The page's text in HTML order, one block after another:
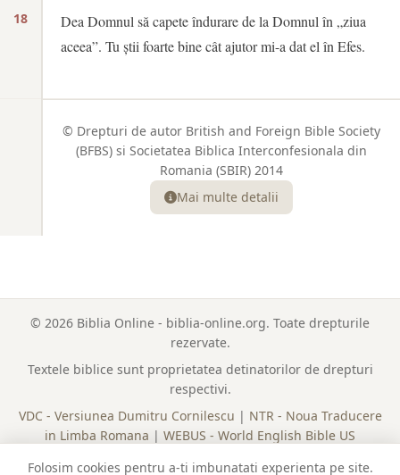
18
Dea Domnul să capete îndurare de la Domnul în „ziua
aceea”. Tu știi foarte bine cât ajutor mi-a dat el în Efes.
© Drepturi de autor British and Foreign Bible Society
(BFBS) si Societatea Biblica Interconfesionala din
Romania (SBIR) 2014
Mai multe detalii
© 2026 Biblia Online - biblia-online.org. Toate drepturile
rezervate.
Textele biblice sunt proprietatea detinatorilor de drepturi
respectivi.
VDC - Versiunea Dumitru Cornilescu | NTR - Noua Traducere
in Limba Romana | WEBUS - World English Bible US
Lista Completa a Cartilor| Plan de Citire|Politica Cookies
Folosim cookies pentru a-ti imbunatati experienta pe site.